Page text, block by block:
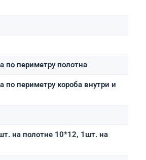
по периметру полотна
по периметру короба внутри и
на полотне 10*12, 1шт. на